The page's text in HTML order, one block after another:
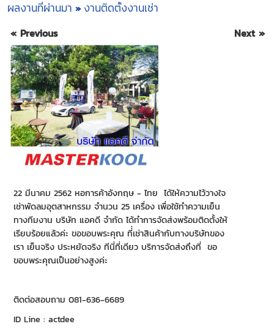
ผลงานที่ผ่านมา » งานติดตั้งงานเช่า
« Previous Next »
22 มีนาคม 2562 หอการค้าอังกฤษ - ไทย ได้ให้ความไว้วางใจ
เช่าพัดลมอุตสาหกรรม จำนวน 25 เครื่อง เพื่อใช้ทำความเย็น
ทางทีมงาน บริษัท แอคดี จำกัด ได้ทำการจัดส่งพร้อมติดตั้งให้
เรียบร้อยแล้วค่ะ ขอขอบพระคุณ ที่่เช่าสินค้ากับทางบริษัทของ
เรา เย็นจริง ประหยัดจริง ทีนี่ที่เดียว บริการจัดส่งถึงที่ ขอ
ขอบพระคุณเป็นอย่างสูงค่ะ
ติดต่อสอบถาม 081-636-6689
ID Line : actdee